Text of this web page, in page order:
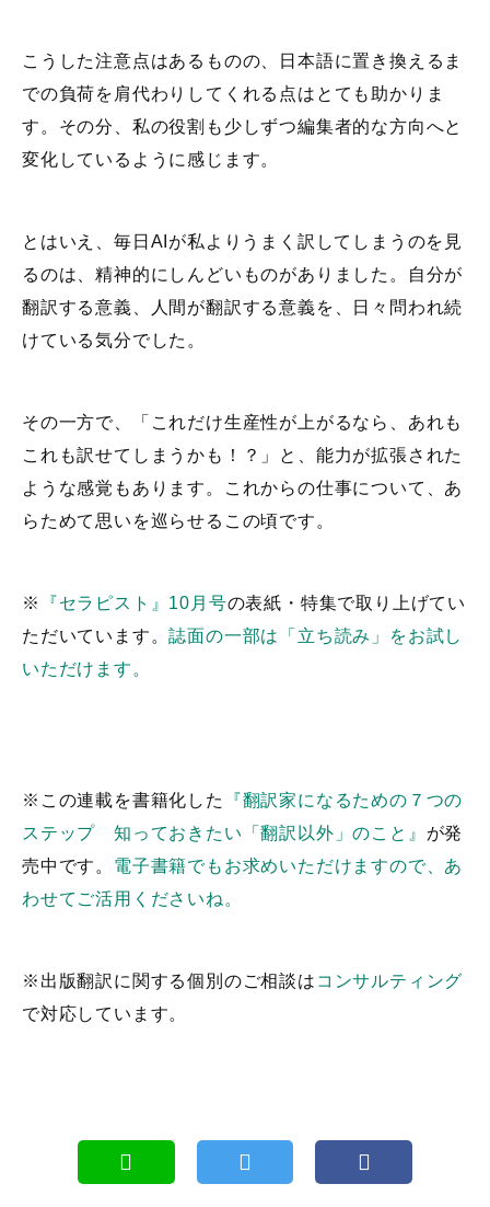
こうした注意点はあるものの、日本語に置き換えるま
での負荷を肩代わりしてくれる点はとても助かりま
す。その分、私の役割も少しずつ編集者的な方向へと
変化しているように感じます。
とはいえ、毎日AIが私よりうまく訳してしまうのを見
るのは、精神的にしんどいものがありました。自分が
翻訳する意義、人間が翻訳する意義を、日々問われ続
けている気分でした。
その一方で、「これだけ生産性が上がるなら、あれも
これも訳せてしまうかも！？」と、能力が拡張された
ような感覚もあります。これからの仕事について、あ
らためて思いを巡らせるこの頃です。
※ 『セラピスト』10月号の表紙・特集で取り上げてい
ただいています。誌面の一部は「立ち読み」をお試し
いただけます。
※この連載を書籍化した
『翻訳家になるための７つの
ステップ 知っておきたい「翻訳以外」のこと』 が発
売中です。 電子書籍でもお求めいただけますので、あ
わせてご活用くださいね。
※出版翻訳に関する個別のご相談は コンサルティング
で対応しています。